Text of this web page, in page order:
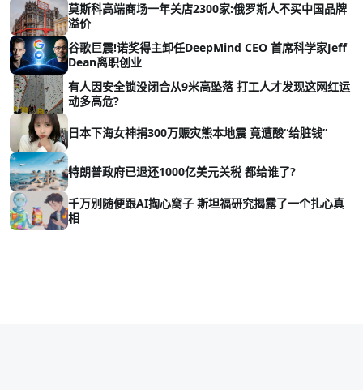
莫斯科高端商场一年关店2300家:俄罗斯人不买中国品牌
溢价
谷歌巨震!诺奖得主卸任DeepMind CEO 首席科学家Jeff
Dean离职创业
有人因安全锁没闭合从9米高坠落 打工人才发现这网红运
动多高危?
日本下海女神捐300万赈灾熊本地震 竟遭酸“给脏钱”
特朗普政府已退还1000亿美元关税 都给谁了?
千万别随便跟AI掏心窝子 斯坦福研究揭露了一个扎心真
相